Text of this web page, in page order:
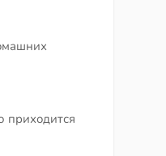
приходится